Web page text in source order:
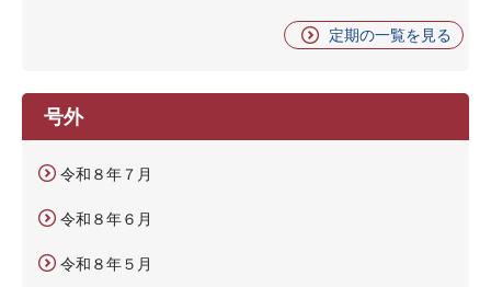
定期の一覧を見る
号外
令和８年７月
令和８年６月
令和８年５月